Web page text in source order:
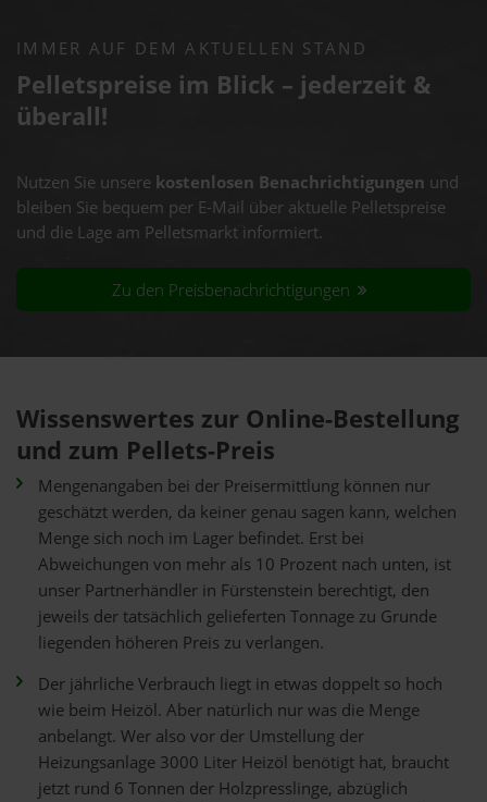
IMMER AUF DEM AKTUELLEN STAND
Pelletspreise im Blick – jederzeit &
überall!
Nutzen Sie unsere kostenlosen Benachrichtigungen und
bleiben Sie bequem per E-Mail über aktuelle Pelletspreise
und die Lage am Pelletsmarkt informiert.
Zu den Preisbenachrichtigungen
Wissenswertes zur Online-Bestellung
und zum Pellets-Preis
Mengenangaben bei der Preisermittlung können nur
geschätzt werden, da keiner genau sagen kann, welchen
Menge sich noch im Lager befindet. Erst bei
Abweichungen von mehr als 10 Prozent nach unten, ist
unser Partnerhändler in Fürstenstein berechtigt, den
jeweils der tatsächlich gelieferten Tonnage zu Grunde
liegenden höheren Preis zu verlangen.
Der jährliche Verbrauch liegt in etwas doppelt so hoch
wie beim Heizöl. Aber natürlich nur was die Menge
anbelangt. Wer also vor der Umstellung der
Heizungsanlage 3000 Liter Heizöl benötigt hat, braucht
jetzt rund 6 Tonnen der Holzpresslinge, abzüglich